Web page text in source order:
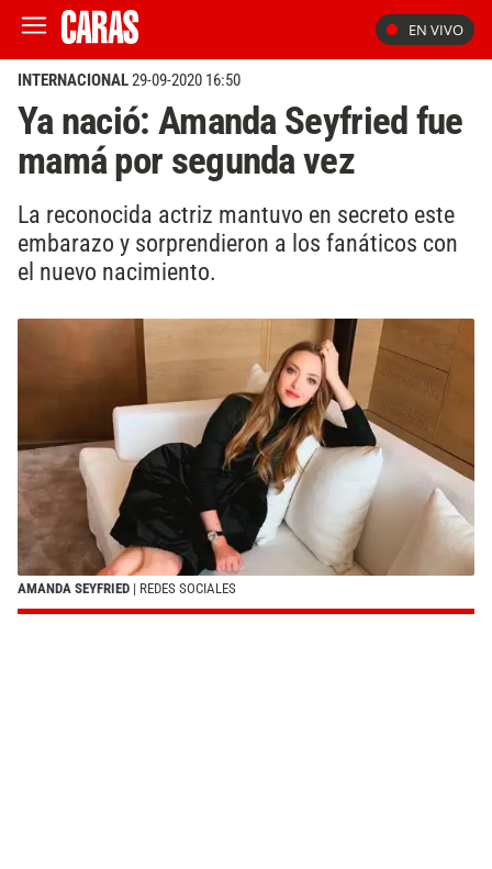
EN VIVO
INTERNACIONAL29-09-2020 16:50
Ya nació: Amanda Seyfried fue
mamá por segunda vez
La reconocida actriz mantuvo en secreto este
embarazo y sorprendieron a los fanáticos con
el nuevo nacimiento.
AMANDA SEYFRIED | REDES SOCIALES